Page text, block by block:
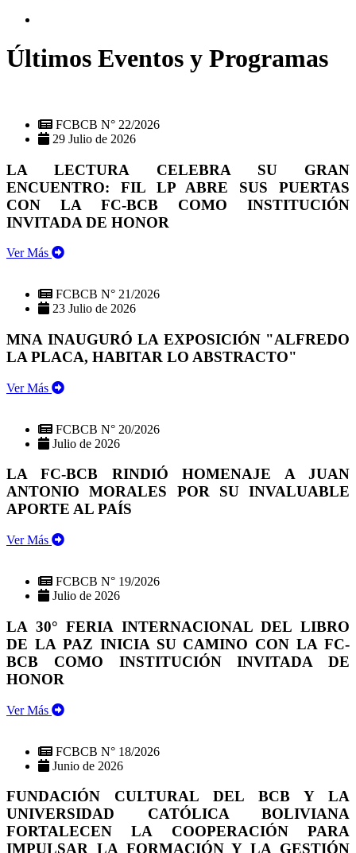
Últimos Eventos y Programas
FCBCB N° 22/2026
29 Julio de 2026
LA LECTURA CELEBRA SU GRAN
ENCUENTRO: FIL LP ABRE SUS PUERTAS
CON LA FC-BCB COMO INSTITUCIÓN
INVITADA DE HONOR
Ver Más
FCBCB N° 21/2026
23 Julio de 2026
MNA INAUGURÓ LA EXPOSICIÓN "ALFREDO
LA PLACA, HABITAR LO ABSTRACTO"
Ver Más
FCBCB N° 20/2026
Julio de 2026
LA FC-BCB RINDIÓ HOMENAJE A JUAN
ANTONIO MORALES POR SU INVALUABLE
APORTE AL PAÍS
Ver Más
FCBCB N° 19/2026
Julio de 2026
LA 30° FERIA INTERNACIONAL DEL LIBRO
DE LA PAZ INICIA SU CAMINO CON LA FC-
BCB COMO INSTITUCIÓN INVITADA DE
HONOR
Ver Más
FCBCB N° 18/2026
Junio de 2026
FUNDACIÓN CULTURAL DEL BCB Y LA
UNIVERSIDAD CATÓLICA BOLIVIANA
FORTALECEN LA COOPERACIÓN PARA
IMPULSAR LA FORMACIÓN Y LA GESTIÓN